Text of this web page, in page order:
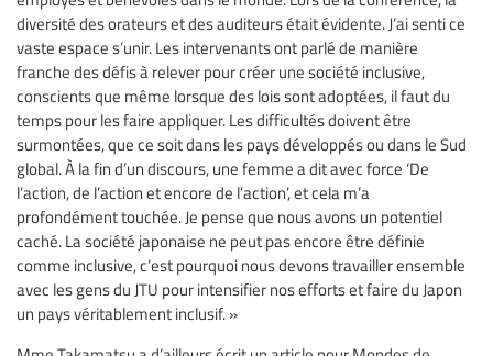
diversité des orateurs et des auditeurs était évidente. J’ai senti ce
vaste espace s’unir. Les intervenants ont parlé de manière
franche des défis à relever pour créer une société inclusive,
conscients que même lorsque des lois sont adoptées, il faut du
temps pour les faire appliquer. Les difficultés doivent être
surmontées, que ce soit dans les pays développés ou dans le Sud
global. À la fin d’un discours, une femme a dit avec force ‘De
l’action, de l’action et encore de l’action’, et cela m’a
profondément touchée. Je pense que nous avons un potentiel
caché. La société japonaise ne peut pas encore être définie
comme inclusive, c’est pourquoi nous devons travailler ensemble
avec les gens du JTU pour intensifier nos efforts et faire du Japon
un pays véritablement inclusif. »